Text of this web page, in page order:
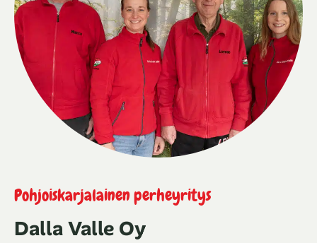
Pohjoiskarjalainen perheyritys
Dalla Valle Oy